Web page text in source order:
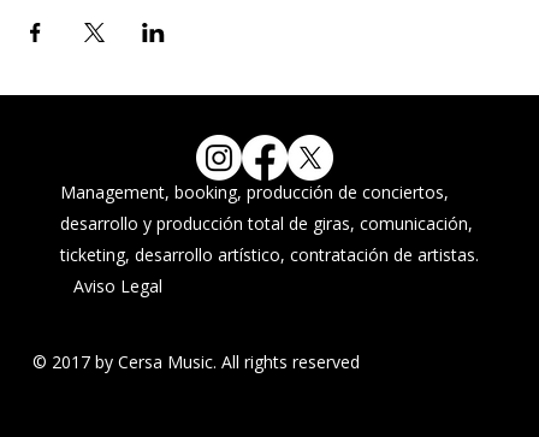
Management, booking, producción de conciertos,
desarrollo y producción total de giras, comunicación,
ticketing, desarrollo artístico, contratación de artistas.
Aviso Legal
© 2017 by Cersa Music. All rights reserved